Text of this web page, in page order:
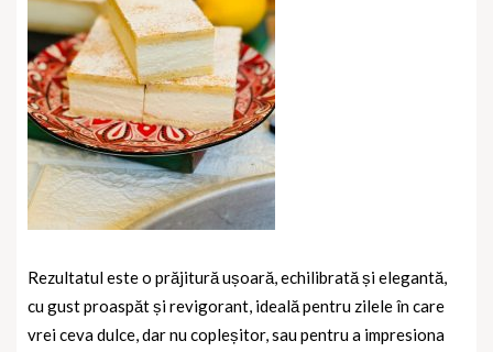
Rezultatul este o prăjitură ușoară, echilibrată și elegantă,
cu gust proaspăt și revigorant, ideală pentru zilele în care
vrei ceva dulce, dar nu copleșitor, sau pentru a impresiona